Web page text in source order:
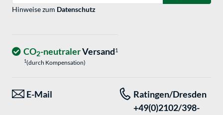
Hinweise zum Datenschutz
CO2-neutralerVersand1
1(durch Kompensation)
E-Mail
Ratingen/Dresden
+49(0)2102/398-